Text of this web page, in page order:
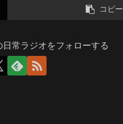
コピー
常ラジオをフォローする